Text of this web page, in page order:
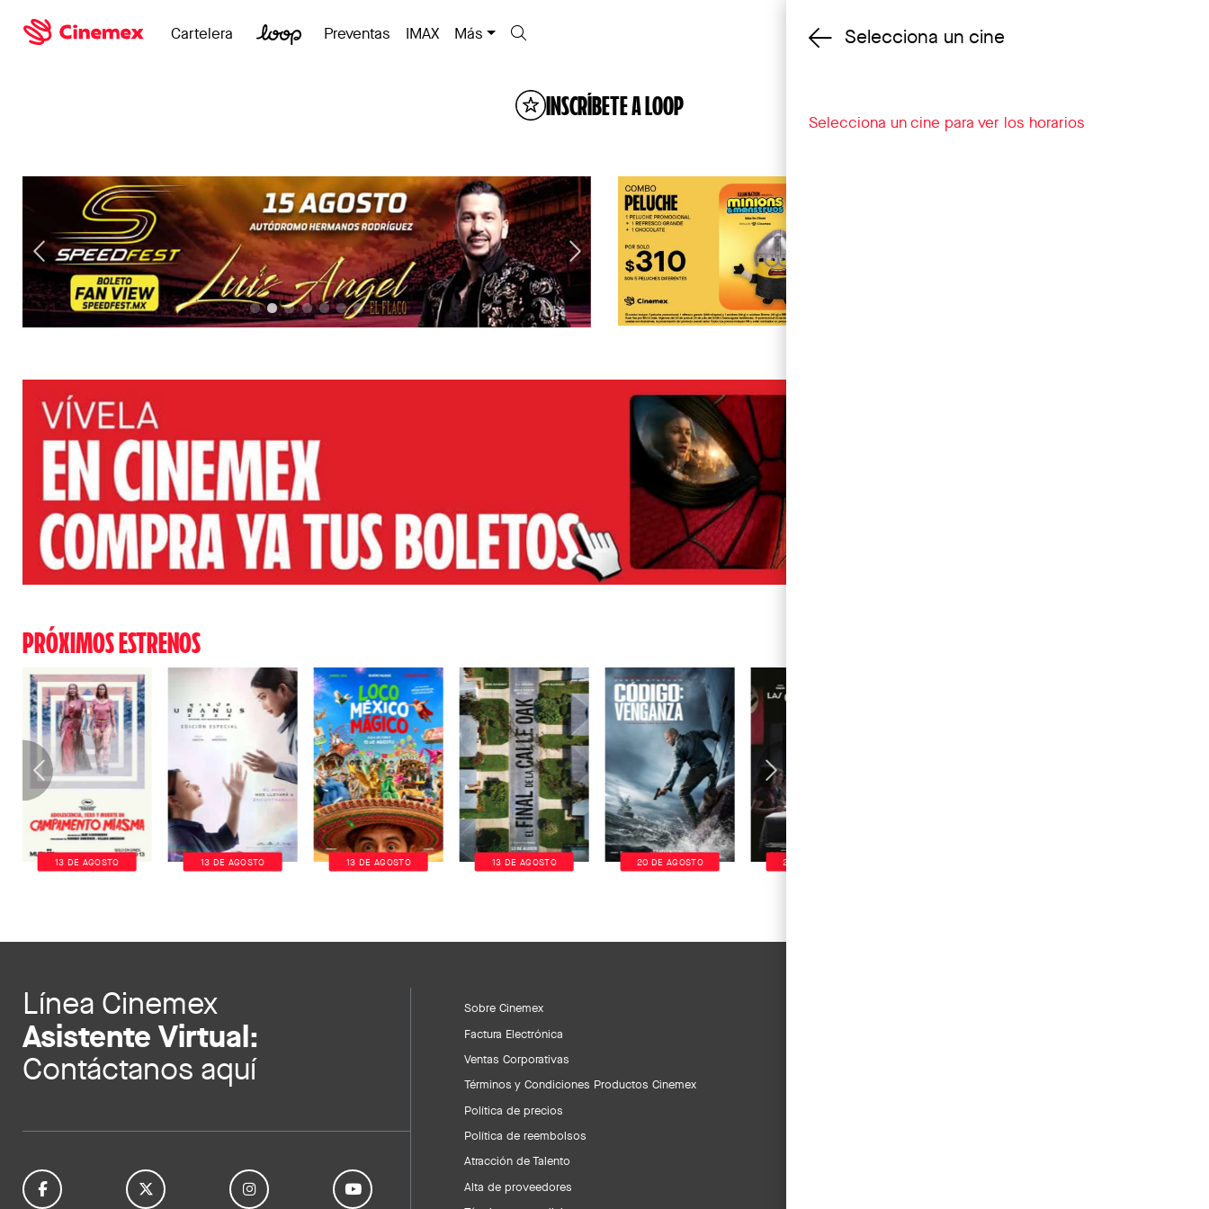
Cambiar cine
Cartelera Preventas IMAX Más
INSCRÍBETE A LOOP
PRÓXIMOS ESTRENOS
13 DE AGOSTO 13 DE AGOSTO 13 DE AGOSTO 13 DE AGOSTO 20 DE AGOSTO 20 DE AGOSTO
Línea Cinemex
Asistente Virtual:
Contáctanos aquí
Sobre Cinemex
Factura Electrónica
Ventas Corporativas
Términos y Condiciones Productos Cinemex
Política de precios
Política de reembolsos
Atracción de Talento
Alta de proveedores
Selecciona un cine
Selecciona un cine para ver los horarios